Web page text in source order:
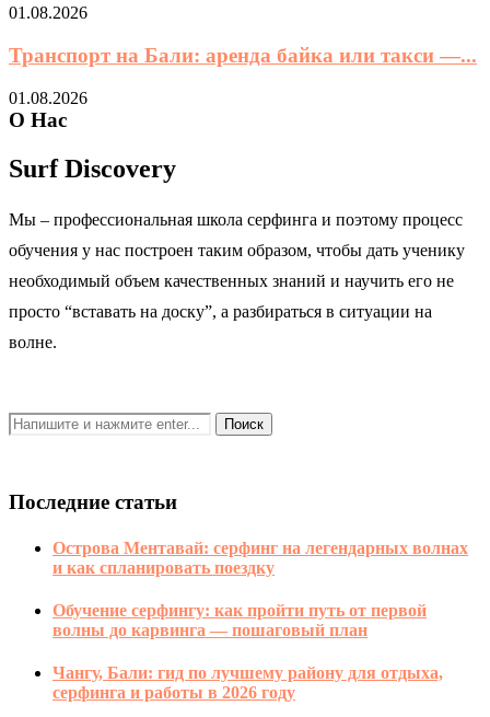
01.08.2026
Транспорт на Бали: аренда байка или такси —...
01.08.2026
О Нас
Surf Discovery
Мы – профессиональная школа серфинга и поэтому процесс
обучения у нас построен таким образом, чтобы дать ученику
необходимый объем качественных знаний и научить его не
просто “вставать на доску”, а разбираться в ситуации на
волне.
Последние статьи
Острова Ментавай: серфинг на легендарных волнах
и как спланировать поездку
Обучение серфингу: как пройти путь от первой
волны до карвинга — пошаговый план
Чангу, Бали: гид по лучшему району для отдыха,
серфинга и работы в 2026 году